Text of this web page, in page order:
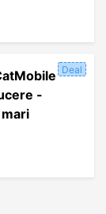
Deal
-